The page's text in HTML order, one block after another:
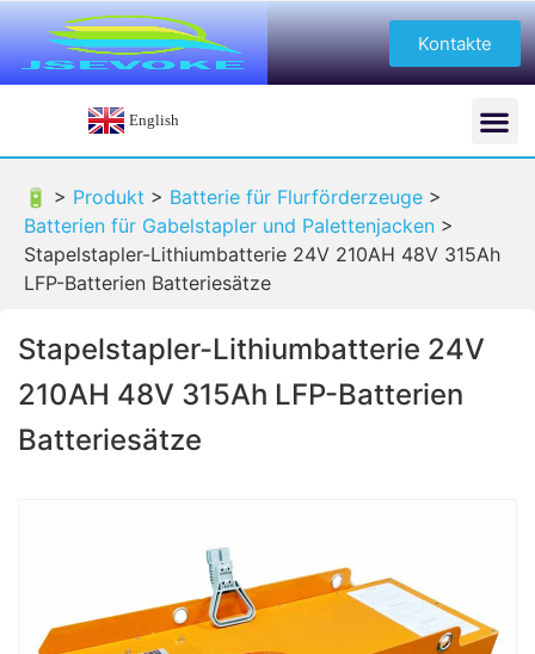
Kontakte
English
🔋 > Produkt > Batterie für Flurförderzeuge >
Batterien für Gabelstapler und Palettenjacken >
Stapelstapler-Lithiumbatterie 24V 210AH 48V 315Ah
LFP-Batterien Batteriesätze
Stapelstapler-Lithiumbatterie 24V
210AH 48V 315Ah LFP-Batterien
Batteriesätze